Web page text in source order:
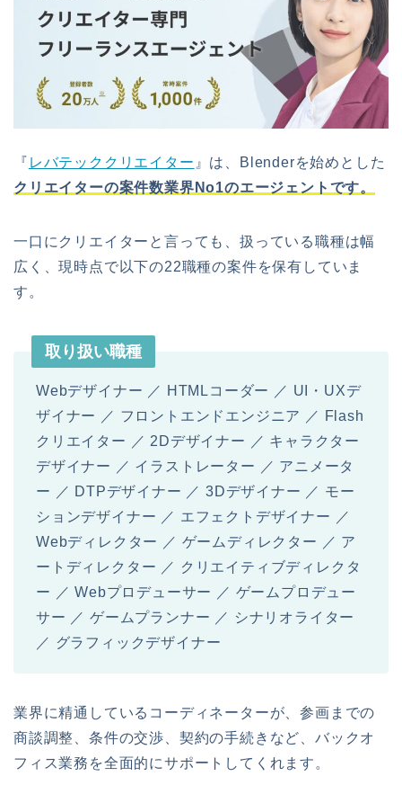
『 レバテッククリエイター 』は、Blenderを始めとした
クリエイターの案件数業界No1のエージェントです。
一口にクリエイターと言っても、扱っている職種は幅
広く、現時点で以下の22職種の案件を保有していま
す。
取り扱い職種
Webデザイナー ／ HTMLコーダー ／ UI・UXデ
ザイナー ／ フロントエンドエンジニア ／ Flash
クリエイター ／ 2Dデザイナー ／ キャラクター
デザイナー ／ イラストレーター ／ アニメータ
ー ／ DTPデザイナー ／ 3Dデザイナー ／ モー
ションデザイナー ／ エフェクトデザイナー ／
Webディレクター ／ ゲームディレクター ／ ア
ートディレクター ／ クリエイティブディレクタ
ー ／ Webプロデューサー ／ ゲームプロデュー
サー ／ ゲームプランナー ／ シナリオライター
／ グラフィックデザイナー
業界に精通しているコーディネーターが、参画までの
商談調整、条件の交渉、契約の手続きなど、バックオ
フィス業務を全面的にサポートしてくれます。